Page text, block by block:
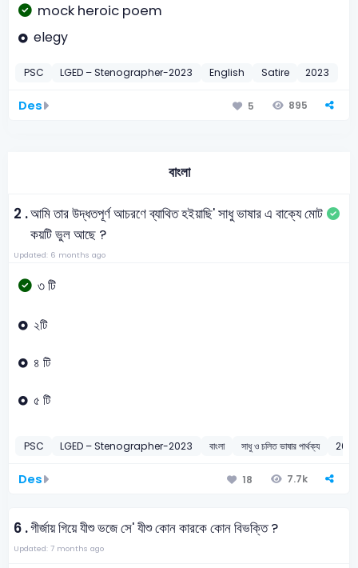
mock heroic poem
elegy
PSC LGED – Stenographer-2023 English Satire 2023
Des 5 895
বাংলা
2 .আমি তার উদ্ধতপূর্ণ আচরণে ব্যাথিত হইয়াছি' সাধু ভাষার এ বাক্যে মোট
কয়টি ভুল আছে ?
Updated: 6 months ago
৩ টি
২টি
৪ টি
৫ টি
PSC LGED – Stenographer-2023 বাংলা সাধু ও চলিত ভাষার পার্থক্য
Des 18 7.7k
6 .গীর্জায় গিয়ে যীশু ভজে সে' যীশু কোন কারকে কোন বিভক্তি ?
Updated: 7 months ago